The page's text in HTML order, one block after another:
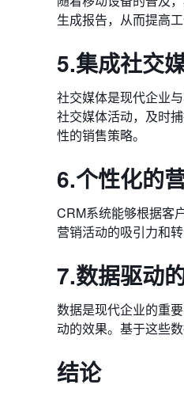
生成报告，从而提高
5.集成社交
社交媒体是现代企业
社交媒体活动，及时
性的销售策略。
6.个性化的
CRM系统能够根据客
营销活动的吸引力和
7.数据驱动
数据是现代企业的重
动的效果。基于这些
结论